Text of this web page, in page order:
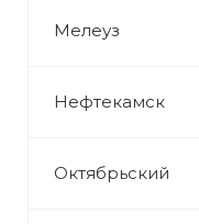
Мелеуз
Нефтекамск
Октябрьский